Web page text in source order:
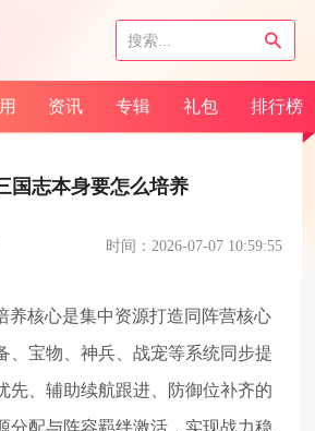
资讯 专辑 礼包 排行榜
国志本身要怎么培养
时间：2026-07-07 10:59:55
养核心是集中资源打造同阵营核心
、宝物、神兵、战宠等系统同步提
先、辅助续航跟进、防御位补齐的